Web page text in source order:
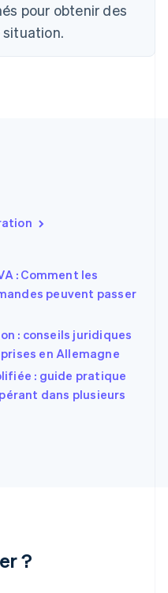
pour obtenir des
: Comment les
peuvent passer
: conseils juridiques
en Allemagne
: guide pratique
dans plusieurs
?